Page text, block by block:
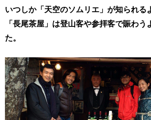
いつしか「天空のソムリエ」が知られる
「長尾茶屋」は登山客や参拝客で賑わう
た。